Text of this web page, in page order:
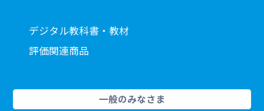
デジタル教科書・教材
評価関連商品
一般のみなさま